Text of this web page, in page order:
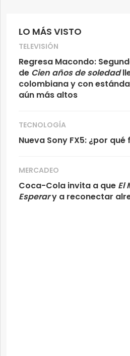
LO MÁS VISTO
TELEVISIÓN
Regresa Macondo:
de Cien años de soledad
colombiana y con
aún más altos
TECNOLOGÍA
Nueva Sony FX5: ¿por
MERCADEO
Coca-Cola invita a que El
Esperary a reconectar